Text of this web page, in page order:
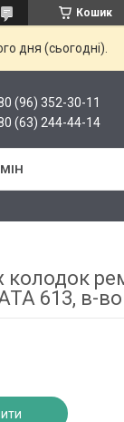
Кошик
дня (сьогодні).
(96) 352-30-11
(63) 244-44-14
колодок
613, в-во